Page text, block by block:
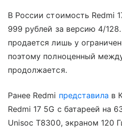
В России стоимость Redmi
999 рублей за версию 4/
продается лишь у
поэтому полноценный
продолжается.
Ранее Redmi представила в
Redmi 17 5G с батареей на
Unisoc T8300, экраном 120